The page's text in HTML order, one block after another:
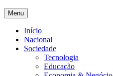
Menu
Início
Nacional
Sociedade
Tecnologia
Educação